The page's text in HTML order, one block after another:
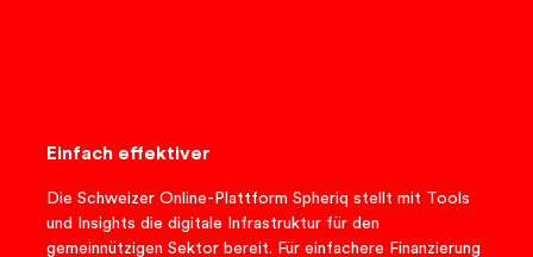
Einfach effektiver
Die Schweizer Online-Plattform Spheriq stellt mit Tools
und Insights die digitale Infrastruktur für den
gemeinnützigen Sektor bereit. Für einfachere Finanzierung